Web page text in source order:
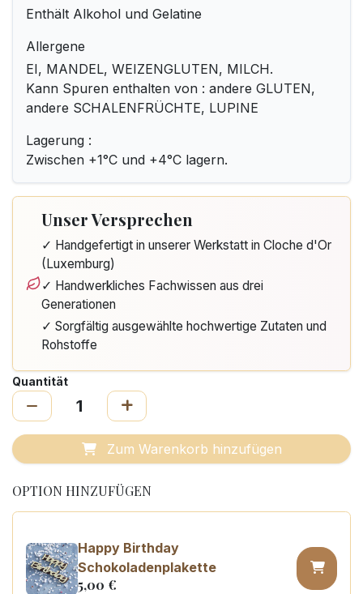
Enthält Alkohol und Gelatine
Allergene
EI, MANDEL, WEIZENGLUTEN, MILCH.
Kann Spuren enthalten von : andere GLUTEN,
andere SCHALENFRÜCHTE, LUPINE
Lagerung :
Zwischen +1°C und +4°C lagern.
Unser Versprechen
✓ Handgefertigt in unserer Werkstatt in Cloche d'Or
(Luxemburg)
✓ Handwerkliches Fachwissen aus drei
Generationen
✓ Sorgfältig ausgewählte hochwertige Zutaten und
Rohstoffe
Quantität
Zum Warenkorb hinzufügen
OPTION HINZUFÜGEN
Happy Birthday
Schokoladenplakette
5,00 €